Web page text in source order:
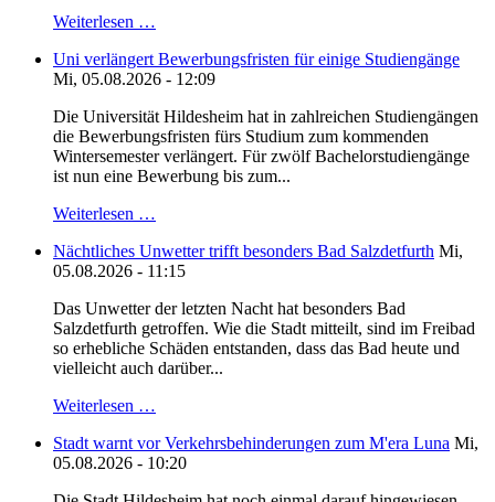
Weiterlesen …
Uni verlängert Bewerbungsfristen für einige Studiengänge
Mi, 05.08.2026 - 12:09
Die Universität Hildesheim hat in zahlreichen Studiengängen
die Bewerbungsfristen fürs Studium zum kommenden
Wintersemester verlängert. Für zwölf Bachelorstudiengänge
ist nun eine Bewerbung bis zum...
Weiterlesen …
Nächtliches Unwetter trifft besonders Bad Salzdetfurth Mi,
05.08.2026 - 11:15
Das Unwetter der letzten Nacht hat besonders Bad
Salzdetfurth getroffen. Wie die Stadt mitteilt, sind im Freibad
so erhebliche Schäden entstanden, dass das Bad heute und
vielleicht auch darüber...
Weiterlesen …
Stadt warnt vor Verkehrsbehinderungen zum M'era Luna Mi,
05.08.2026 - 10:20